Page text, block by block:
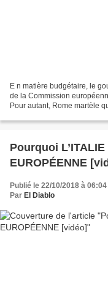
E n matière budgétaire, le
de la Commission
Pour autant, Rome martèle
Pourquoi
EUROPÉENNE
Publié le 22/10/2018 à 06:04
Par El Diablo